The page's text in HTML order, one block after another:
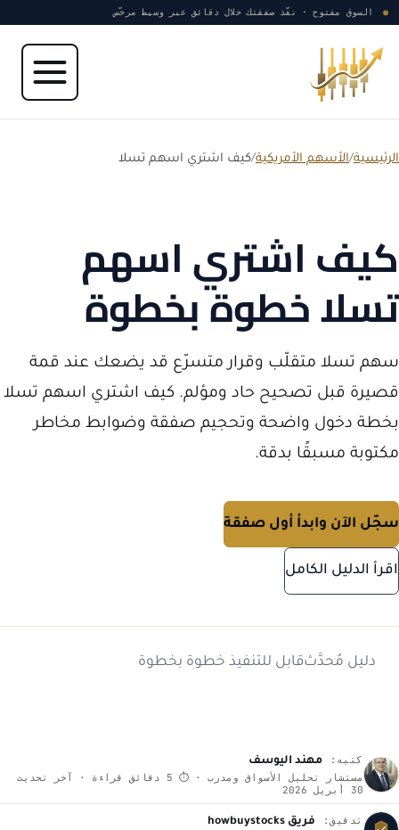
انتقل إلى المحتوى
● السوق مفتوح · نفّذ صفقتك خلال دقائق عبر وسيط مرخّص
الرئيسية/الأسهم الأمريكية/كيف اشتري اسهم تسلا
كيف اشتري اسهم
تسلا خطوة بخطوة
سهم تسلا متقلّب وقرار متسرّع قد يضعك عند قمة
قصيرة قبل تصحيح حاد ومؤلم. كيف اشتري اسهم تسلا
بخطة دخول واضحة وتحجيم صفقة وضوابط مخاطر
مكتوبة مسبقًا بدقة.
سجّل الآن وابدأ أول صفقة
اقرأ الدليل الكامل
دليل مُحدَّثقابل للتنفيذ خطوة بخطوة
كتبه:
مهند اليوسف
مستشار تحليل الأسواق ومدرب · ⏱ 5 دقائق قراءة · آخر تحديث
30 أبريل 2026
تدقيق:
فريق howbuystocks